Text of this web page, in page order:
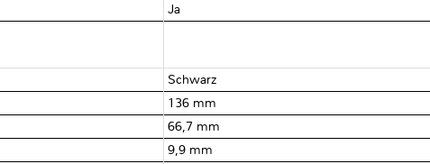
Ja
Schwarz
136 mm
66,7 mm
9,9 mm